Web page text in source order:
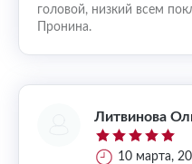
головой, низкий всем
Пронина.
Литвинова
10 марта,